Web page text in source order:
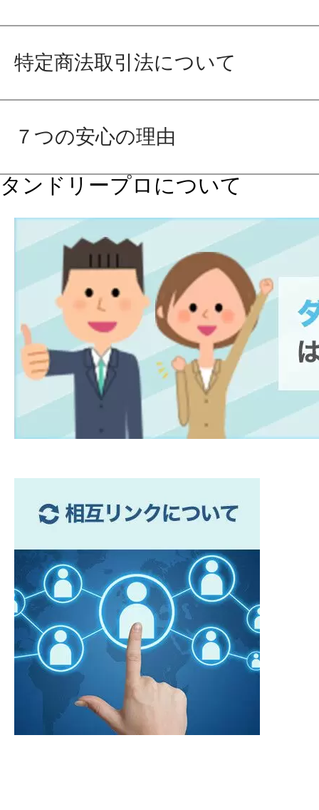
特定商法取引法について
７つの安心の理由
タンドリープロについて